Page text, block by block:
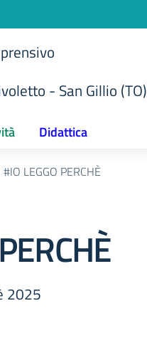
- San Gillio (TO)
Didattica
#IO LEGGO PERCHÈ
2025